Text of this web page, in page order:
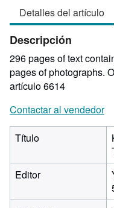
1
de
5
estrellas
Detalles del artículo
Descripción
296 pages of text
pages of photographs.
artículo 6614
Contactar al vendedor
Título
Editor